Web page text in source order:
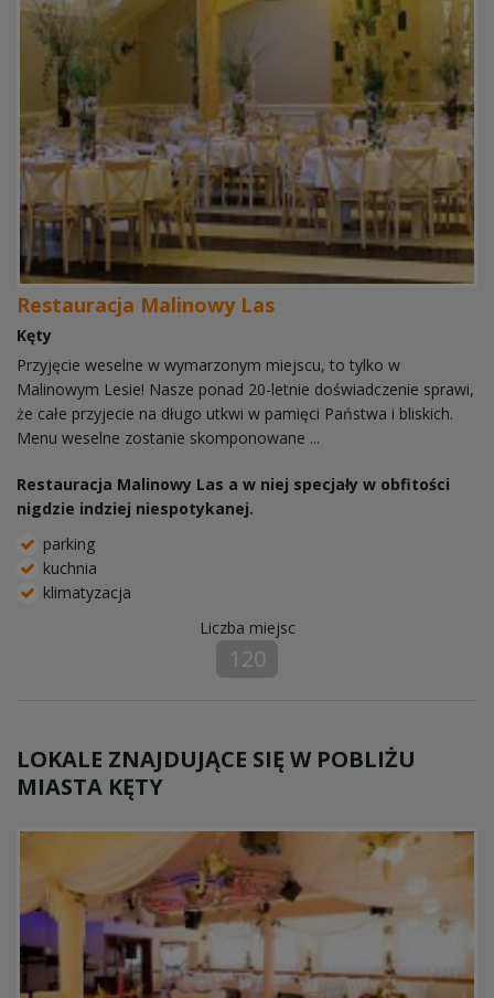
Restauracja Malinowy Las
Kęty
Przyjęcie weselne w wymarzonym miejscu, to tylko w
Malinowym Lesie! Nasze ponad 20-letnie doświadczenie sprawi,
że całe przyjecie na długo utkwi w pamięci Państwa i bliskich.
Menu weselne zostanie skomponowane ...
Restauracja Malinowy Las a w niej specjały w obfitości
nigdzie indziej niespotykanej.
parking
kuchnia
klimatyzacja
Liczba miejsc
120
LOKALE ZNAJDUJĄCE SIĘ W POBLIŻU
MIASTA KĘTY